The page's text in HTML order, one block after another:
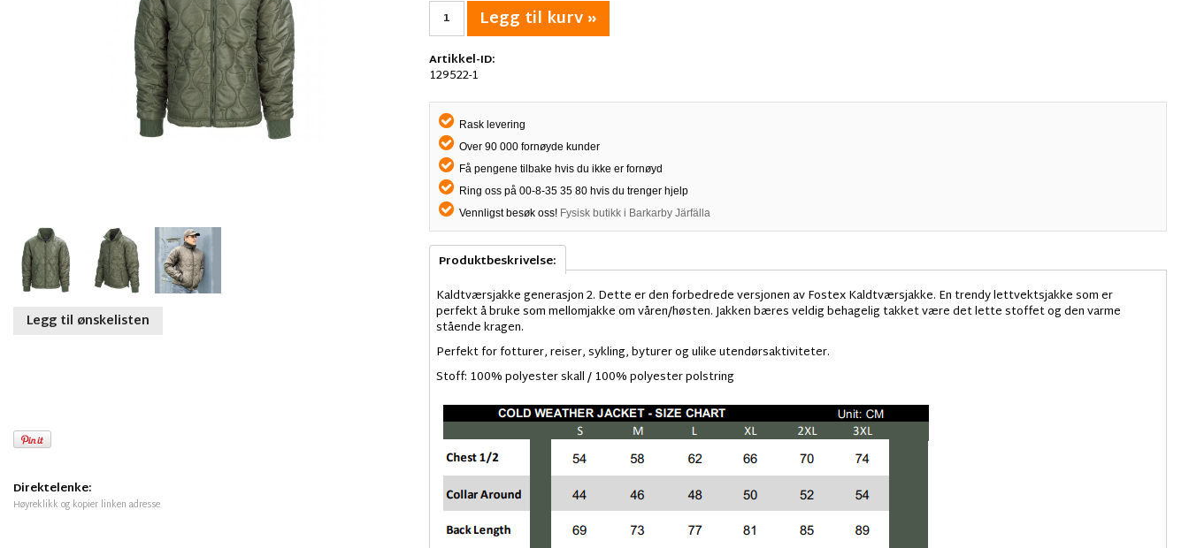
Legg til ønskelisten
Direktelenke:
Høyreklikk og kopier linken adresse
Legg til kurv »
Artikkel-ID:
129522-1
Rask levering
Over 90 000 fornøyde kunder
Få pengene tilbake hvis du ikke er fornøyd
Ring oss på 00-8-35 35 80 hvis du trenger hjelp
Vennligst besøk oss! Fysisk butikk i Barkarby Järfälla
Produktbeskrivelse:
Kaldtværsjakke generasjon 2. Dette er den forbedrede versjonen av Fostex Kaldtværsjakke. En trendy lettvektsjakke som er
perfekt å bruke som mellomjakke om våren/høsten. Jakken bæres veldig behagelig takket være det lette stoffet og den varme
stående kragen.
Perfekt for fotturer, reiser, sykling, byturer og ulike utendørsaktiviteter.
Stoff: 100% polyester skall / 100% polyester polstring